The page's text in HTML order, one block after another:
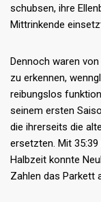
schubsen, ihre
Mittrinkende
Dennoch waren
zu erkennen,
reibungslos
seinem ersten
die ihrerseits die
ersetzten. Mit
Halbzeit konnte
Zahlen das Parkett